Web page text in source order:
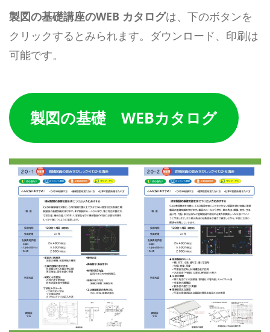
製図の基礎講座のWEB カタログは、下のボタンを
クリックするとみられます。ダウンロード、印刷は
可能です。
製図の基礎 WEBカタログ